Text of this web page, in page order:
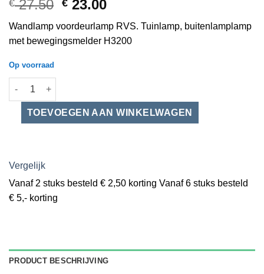
€27.50 Oorspronkelijke
was:
€ 27.50.
€ 23.00Huidige
is:
€ 23.00.
Wandlamp voordeurlamp RVS. Tuinlamp, buitenlamplamp
met bewegingsmelder H3200
Op voorraad
Wandlamp voordeurlamp RVS met bewegingsmelder IP44 aantal
Vergelijk
Vanaf 2 stuks besteld € 2,50 korting Vanaf 6 stuks besteld
€ 5,- korting
PRODUCT BESCHRIJVING